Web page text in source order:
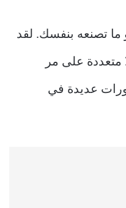
ما تصنعه بنفسك. لقد
متعددة على مر
عديدة في